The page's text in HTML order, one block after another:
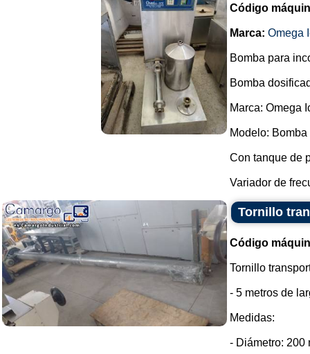
Código
Marca: Omega
Bomba para
Bomba
Marca: Omega
Modelo:
Con tanque de
Variador de
Tornillo
Código
Tornillo
- 5 metros de
Medidas:
- Diámetro: 200